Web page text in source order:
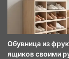
Обувница из
ящиков своими